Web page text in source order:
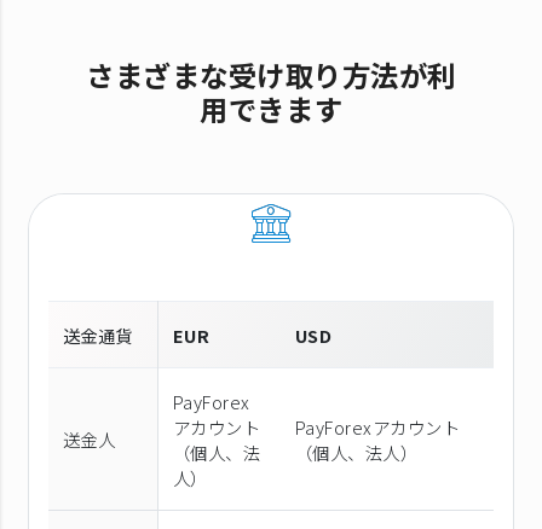
さまざまな受け取り方法が利
用できます
送金通貨 EUR USD
送金人
PayForex
アカウント
（個⼈、法
⼈）
PayForexアカウント
（個⼈、法⼈）